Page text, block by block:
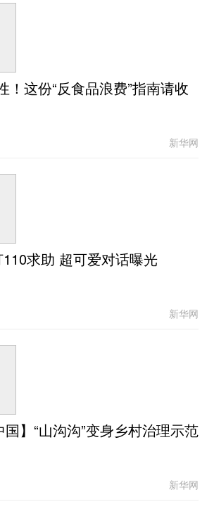
！这份“反食品浪费”指南请收
新华网
求助 超可爱对话曝光
新华网
国】“山沟沟”变身乡村治理示范
新华网